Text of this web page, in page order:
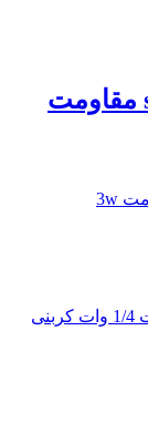
مقاومت 2512 مقاومت smd مقاومت